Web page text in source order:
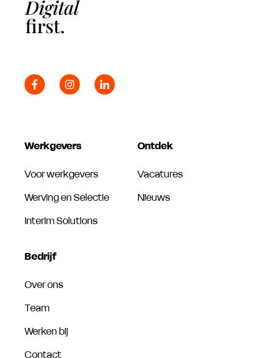
Werkgevers
Voor werkgevers
Werving en Selectie
Interim Solutions
Ontdek
Vacatures
Nieuws
Bedrijf
Over ons
Team
Werken bij
Contact